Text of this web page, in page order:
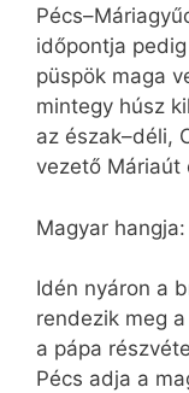
időpontja
püspök maga
mintegy húsz
az észak–déli,
vezető Máriaút
Magyar hangja:
Idén nyáron a
rendezik meg
a pápa
Pécs adja a